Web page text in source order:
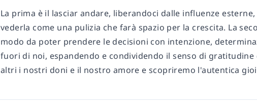
La prima è il lasciar andare, liberandoci dalle influenze
vederla come una pulizia che farà spazio per la crescita. La
modo da poter prendere le decisioni con intenzione,
fuori di noi, espandendo e condividendo il senso di
altri i nostri doni e il nostro amore e scopriremo l'autentica